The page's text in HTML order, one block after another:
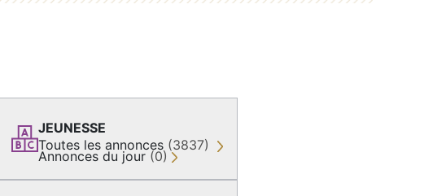
JEUNESSE
Toutes les annonces (3837)
Annonces du jour (0)